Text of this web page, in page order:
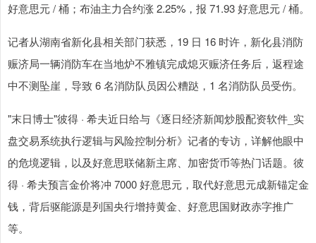
好意思元 / 桶；布油主力合约涨 2.25%，报 71.93 好意思元 / 桶。
记者从湖南省新化县相关部门获悉，19 日 16 时许，新化县消防
赈济局一辆消防车在当地炉不雅镇完成熄灭赈济任务后，返程途
中不测坠崖，导致 6 名消防队员因公糟跶，1 名消防队员受伤。
"末日博士"彼得 · 希夫近日给与《逐日经济新闻炒股配资软件_实
盘交易系统执行逻辑与风险控制分析》记者的专访，详解他眼中
的危境逻辑，以及好意思联储新主席、加密货币等热门话题。彼
得 · 希夫预言金价将冲 7000 好意思元，取代好意思元成新锚定金
钱，背后驱能源是列国央行增持黄金、好意思国财政赤字推广
等。